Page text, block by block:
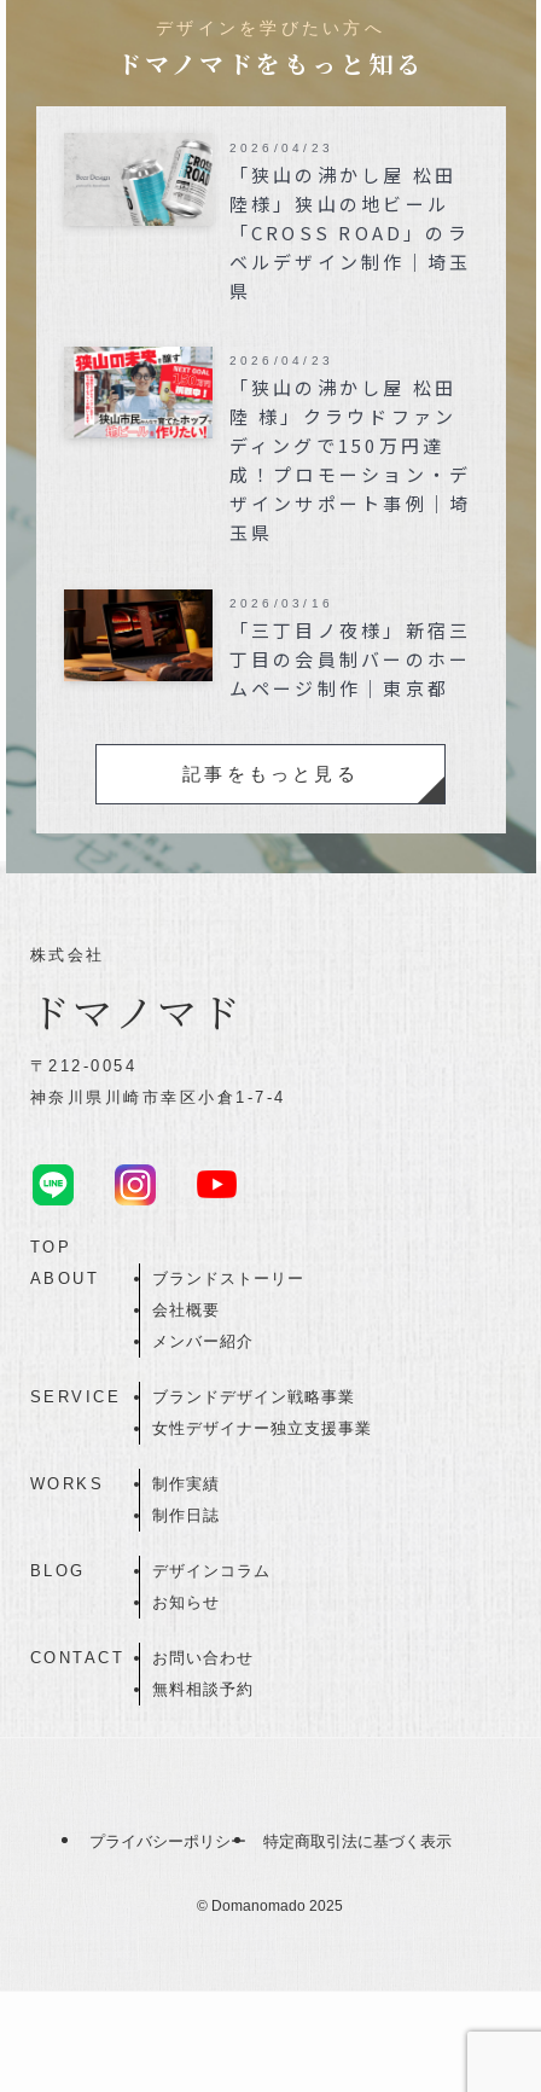
デザインを学びたい方へ
ドマノマドをもっと知る
「狭山の沸かし屋 松田
陸様」狭山の地ビール
「CROSS ROAD」のラ
ベルデザイン制作｜埼玉
県
2026/04/23
「狭山の沸かし屋 松田
陸 様」クラウドファン
ディングで150万円達
成！プロモーション・デ
ザインサポート事例｜埼
玉県
2026/04/23
「三丁目ノ夜様」新宿三
丁目の会員制バーのホー
ムページ制作｜東京都
2026/03/16
記事をもっと見る
株式会社
ドマノマド
〒212-0054
神奈川県川崎市幸区小倉1-7-4
TOP
ABOUT
ブランドストーリー
会社概要
メンバー紹介
SERVICE
ブランドデザイン戦略事業
女性デザイナー独立支援事業
WORKS
制作実績
制作日誌
BLOG
デザインコラム
お知らせ
CONTACT
お問い合わせ
無料相談予約
プライバシーポリシー 特定商取引法に基づく表示
© Domanomado 2025